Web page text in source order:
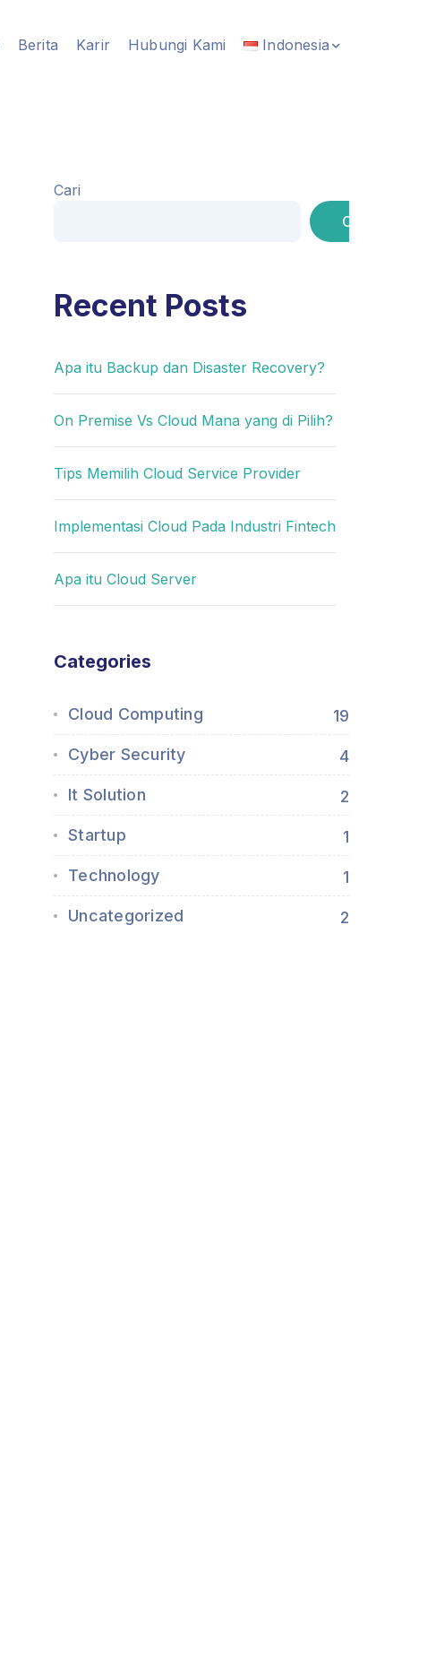
Berita Karir Hubungi Kami Indonesia
Cari
Cari
Recent Posts
Apa itu Backup dan Disaster Recovery?
On Premise Vs Cloud Mana yang di Pilih?
Tips Memilih Cloud Service Provider
Implementasi Cloud Pada Industri Fintech
Apa itu Cloud Server
Categories
Cloud Computing 19
Cyber Security 4
It Solution 2
Startup 1
Technology 1
Uncategorized 2